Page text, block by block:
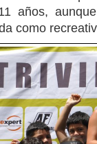
años,
como